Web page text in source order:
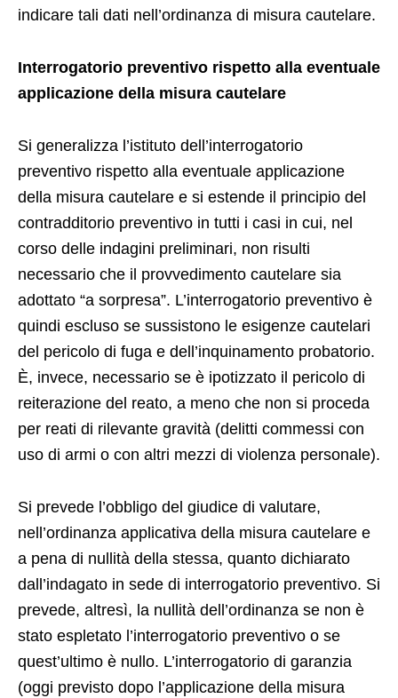
indicare tali dati nell’ordinanza di misura cautelare.
Interrogatorio preventivo rispetto alla eventuale
applicazione della misura cautelare
Si generalizza l’istituto dell’interrogatorio
preventivo rispetto alla eventuale applicazione
della misura cautelare e si estende il principio del
contradditorio preventivo in tutti i casi in cui, nel
corso delle indagini preliminari, non risulti
necessario che il provvedimento cautelare sia
adottato “a sorpresa”. L’interrogatorio preventivo è
quindi escluso se sussistono le esigenze cautelari
del pericolo di fuga e dell’inquinamento probatorio.
È, invece, necessario se è ipotizzato il pericolo di
reiterazione del reato, a meno che non si proceda
per reati di rilevante gravità (delitti commessi con
uso di armi o con altri mezzi di violenza personale).
Si prevede l’obbligo del giudice di valutare,
nell’ordinanza applicativa della misura cautelare e
a pena di nullità della stessa, quanto dichiarato
dall’indagato in sede di interrogatorio preventivo. Si
prevede, altresì, la nullità dell’ordinanza se non è
stato espletato l’interrogatorio preventivo o se
quest’ultimo è nullo. L’interrogatorio di garanzia
(oggi previsto dopo l’applicazione della misura